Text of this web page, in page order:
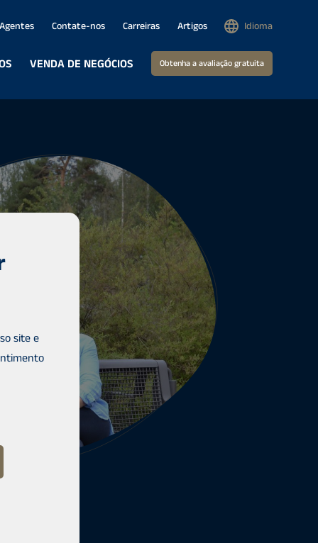
VENDA DE NEGÓCIOS Obtenha a avaliação gratuita
Agentes Contate-nos Carreiras Artigos Idioma
site e